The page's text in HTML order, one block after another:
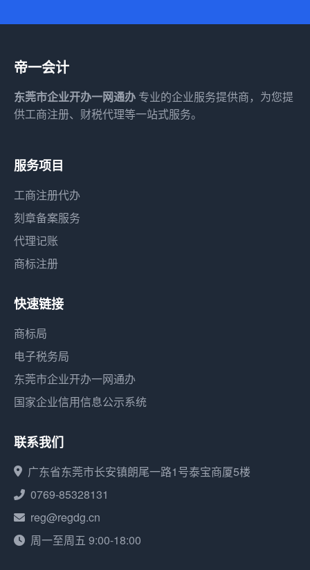
帝一会计
东莞市企业开办一网通办 专业的企业服务提供商，为您提
供工商注册、财税代理等一站式服务。
服务项目
工商注册代办
刻章备案服务
代理记账
商标注册
快速链接
商标局
电子税务局
东莞市企业开办一网通办
国家企业信用信息公示系统
联系我们
广东省东莞市长安镇朗尾一路1号泰宝商厦5楼
0769-85328131
reg@regdg.cn
周一至周五 9:00-18:00